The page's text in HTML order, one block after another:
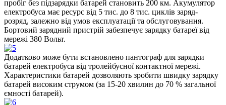
пробіг без підзарядки батарей становить 200 км. Акумулятор
електробуса має ресурс від 5 тис. до 8 тис. циклів заряд-
розряд, залежно від умов експлуатації та обслуговування.
Бортовий зарядний пристрій забезпечує зарядку батареї від
мережі 380 Вольт.
Додатково може бути встановлено пантограф для зарядки
батарей електробуса від тролейбусної контактної мережі.
Характеристики батарей дозволяють зробити швидку зарядку
батарей високим струмом (за 15-20 хвилин до 70 % загальної
ємності батарей).